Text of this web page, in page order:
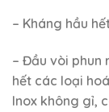
– Kháng hầu
– Đầu vòi phun
hết các loại
Inox không gỉ,